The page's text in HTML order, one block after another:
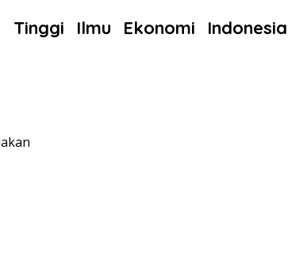
Tinggi Ilmu Ekonomi Indonesia